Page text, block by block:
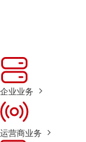
企业业务
运营商业务